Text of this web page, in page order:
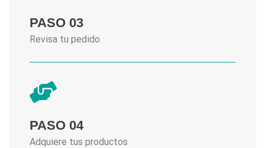
PASO 03
Revisa tu pedido
PASO 04
Adquiere tus productos